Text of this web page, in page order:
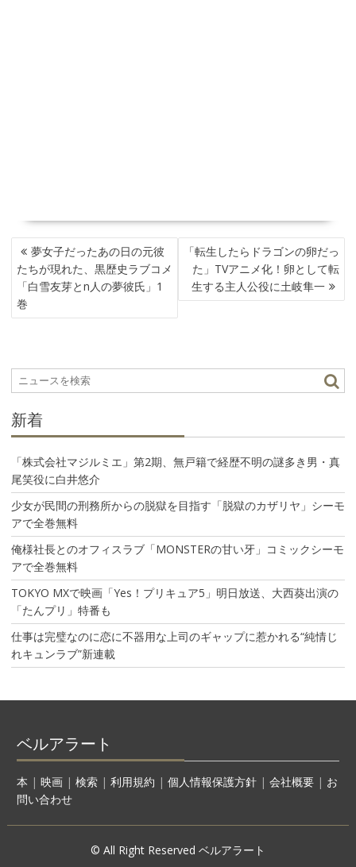
投
稿
ナ
ビ
ゲ
ョ
ン
夢女子だったあの日の元彼
たちが現れた、黒歴史ラブコメ
「白雪友芽とn人の夢彼氏」1
巻
「転生したらドラゴンの卵だっ
た」TVアニメ化！卵として転
生する主人公役に土岐隼一
新着
「株式会社マジルミエ」第2期、無戸籍で経歴不明の謎多き男・真
尾笑役に白井悠介
少女が民間の刑務所からの脱獄を目指す「脱獄のカザリヤ」シーモ
アで全巻無料
俺様社長とのオフィスラブ「MONSTERの甘い牙」コミックシーモ
アで全巻無料
TOKYO MXで映画「Yes！プリキュア5」明日放送、大西葵出演の
「たんプリ」特番も
仕事は完璧なのに恋に不器用な上司のギャップに惹かれる“純情じ
れキュンラブ”新連載
ベルアラート
本 | 映画| 検索| 利用規約 | 個人情報保護方針| 会社概要| お
問い合わせ
© All Right Reserved ベルアラート